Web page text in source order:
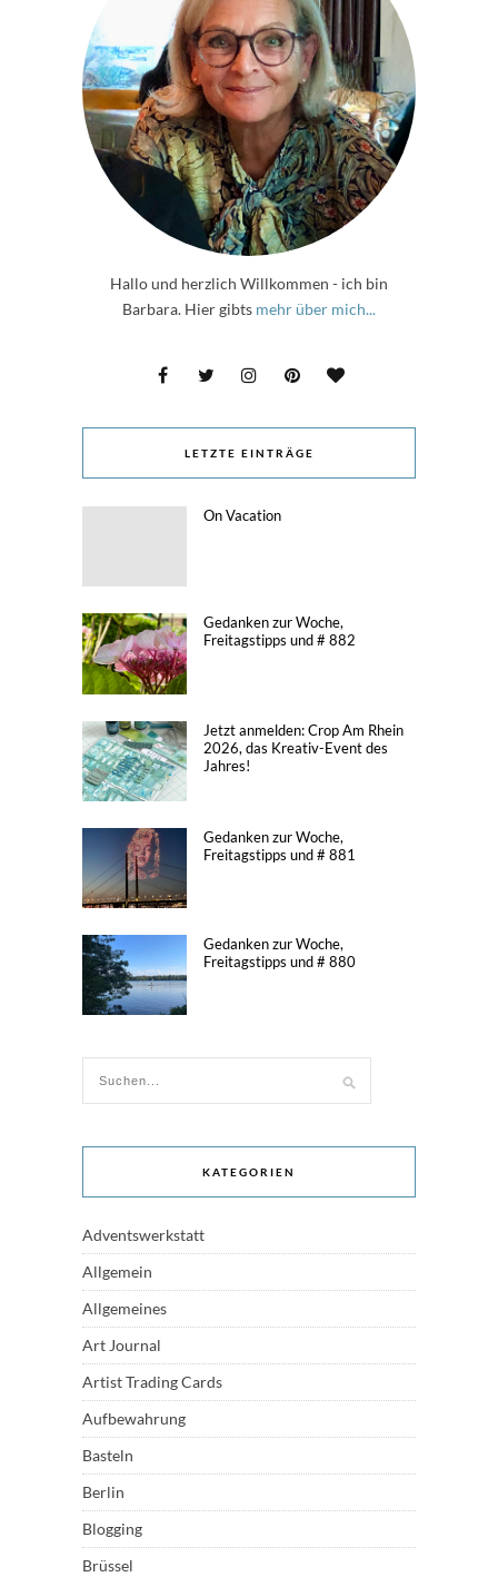
Hallo und herzlich Willkommen - ich bin
Barbara. Hier gibts mehr über mich...
LETZTE EINTRÄGE
On Vacation
Gedanken zur Woche,
Freitagstipps und # 882
Jetzt anmelden: Crop Am Rhein
2026, das Kreativ-Event des
Jahres!
Gedanken zur Woche,
Freitagstipps und # 881
Gedanken zur Woche,
Freitagstipps und # 880
KATEGORIEN
Adventswerkstatt
Allgemein
Allgemeines
Art Journal
Artist Trading Cards
Aufbewahrung
Basteln
Berlin
Blogging
Brüssel